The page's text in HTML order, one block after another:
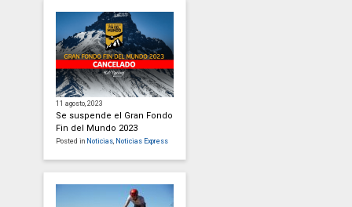
11 agosto, 2023
Se suspende el Gran Fondo
Fin del Mundo 2023
Posted in Noticias, Noticias Express